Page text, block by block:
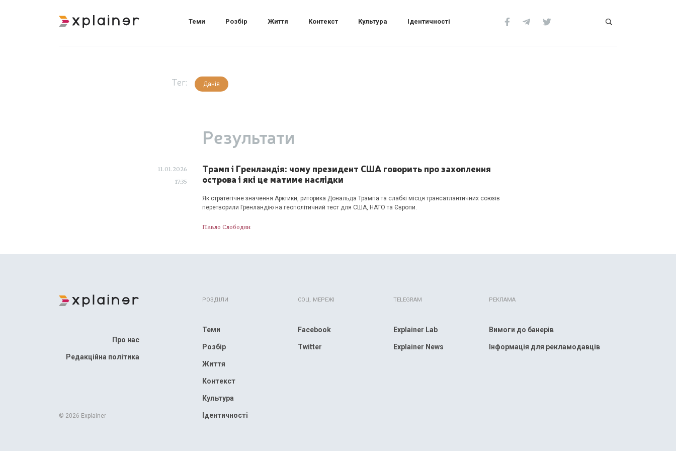
Теми Розбір Життя Контекст Культура Ідентичності
Тег: Данія
Результати
11.01.2026
17:35
Трамп і Гренландія: чому президент США говорить про захоплення
острова і які це матиме наслідки
Як стратегічне значення Арктики, риторика Дональда Трампа та слабкі місця трансатлантичних союзів
перетворили Гренландію на геополітичний тест для США, НАТО та Європи.
Павло Слободян
РОЗДІЛИ СОЦ. МЕРЕЖІ TELEGRAM РЕКЛАМА
Про нас
Редакційна політика
© 2026 Explainer
Теми
Розбір
Життя
Контекст
Культура
Ідентичності
Facebook
Twitter
Explainer Lab
Explainer News
Вимоги до банерів
Інформація для рекламодавців